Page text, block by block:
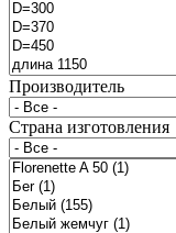
Производитель
Страна изготовления